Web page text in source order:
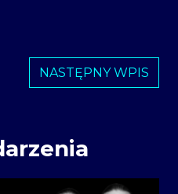
NASTĘPNY WPIS